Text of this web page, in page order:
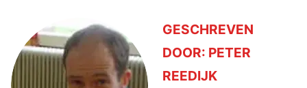
GESCHREVEN
DOOR: PETER
REEDIJK